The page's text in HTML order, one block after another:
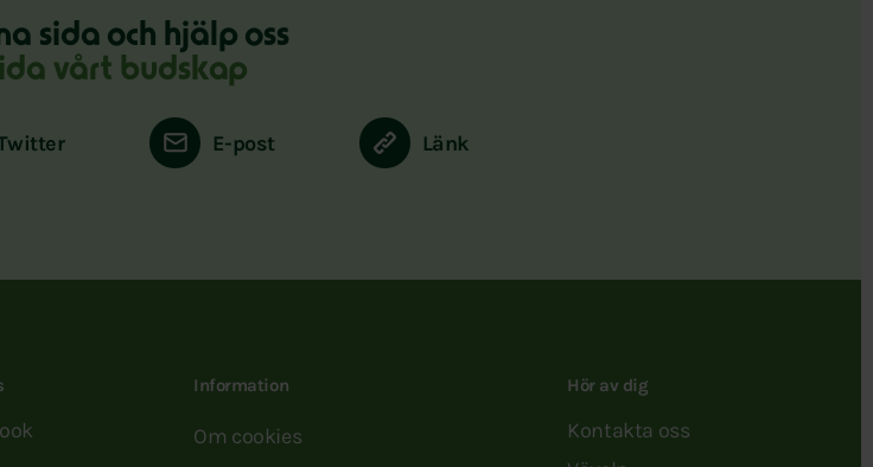
sida och hjälp oss
vårt budskap
E-post Länk
Information
Om cookies
Hör av dig
Kontakta oss